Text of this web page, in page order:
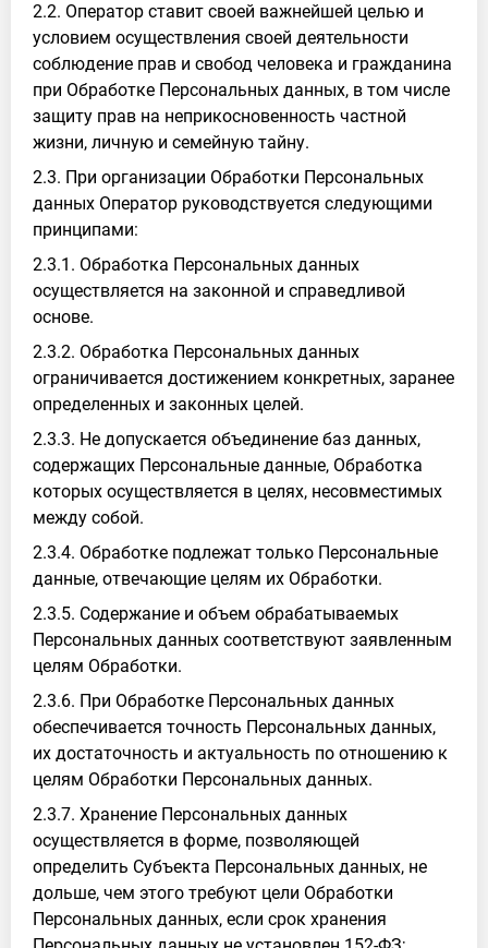
2.2. Оператор ставит своей важнейшей целью и
условием осуществления своей деятельности
соблюдение прав и свобод человека и гражданина
при Обработке Персональных данных, в том числе
защиту прав на неприкосновенность частной
жизни, личную и семейную тайну.
2.3. При организации Обработки Персональных
данных Оператор руководствуется следующими
принципами:
2.3.1. Обработка Персональных данных
осуществляется на законной и справедливой
основе.
2.3.2. Обработка Персональных данных
ограничивается достижением конкретных, заранее
определенных и законных целей.
2.3.3. Не допускается объединение баз данных,
содержащих Персональные данные, Обработка
которых осуществляется в целях, несовместимых
между собой.
2.3.4. Обработке подлежат только Персональные
данные, отвечающие целям их Обработки.
2.3.5. Содержание и объем обрабатываемых
Персональных данных соответствуют заявленным
целям Обработки.
2.3.6. При Обработке Персональных данных
обеспечивается точность Персональных данных,
их достаточность и актуальность по отношению к
целям Обработки Персональных данных.
2.3.7. Хранение Персональных данных
осуществляется в форме, позволяющей
определить Субъекта Персональных данных, не
дольше, чем этого требуют цели Обработки
Персональных данных, если срок хранения